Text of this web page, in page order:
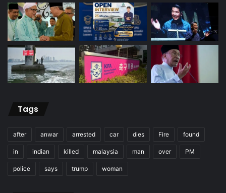
Tags
after anwar arrested car dies Fire found
in indian killed malaysia man over PM
police says trump woman